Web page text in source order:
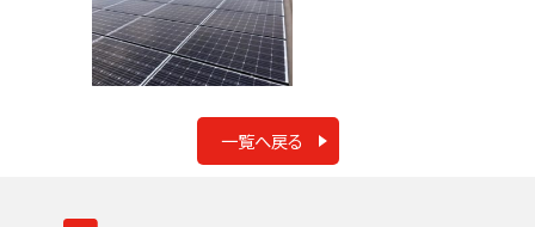
一覧へ戻る